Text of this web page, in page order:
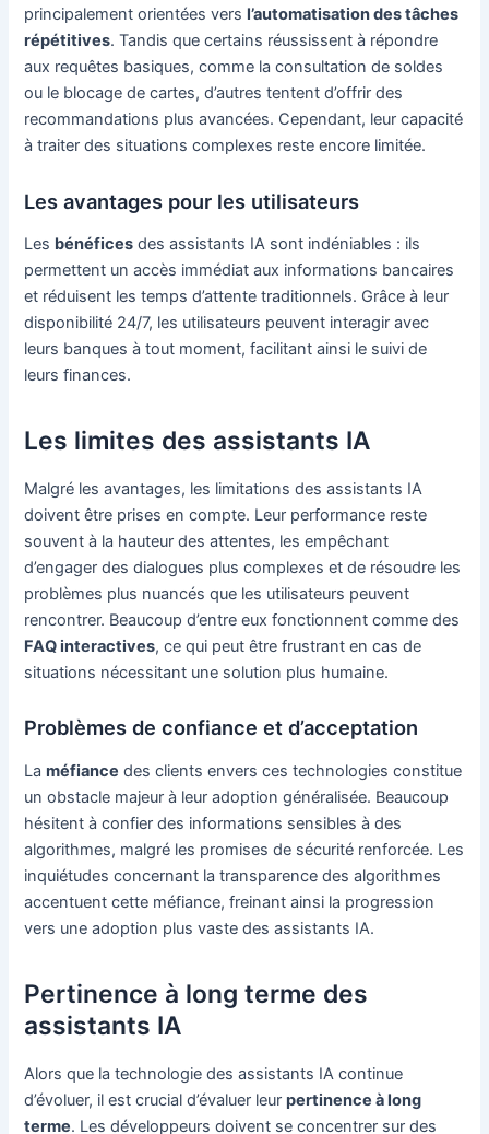
principalement orientées versl’automatisation des tâches
répétitives. Tandis que certains réussissent à répondre
aux requêtes basiques, comme la consultation de soldes
ou le blocage de cartes, d’autres tentent d’offrir des
recommandations plus avancées. Cependant, leur capacité
à traiter des situations complexes reste encore limitée.
Les avantages pour les utilisateurs
Les bénéfices des assistants IA sont indéniables : ils
permettent un accès immédiat aux informations bancaires
et réduisent les temps d’attente traditionnels. Grâce à leur
disponibilité 24/7, les utilisateurs peuvent interagir avec
leurs banques à tout moment, facilitant ainsi le suivi de
leurs finances.
Les limites des assistants IA
Malgré les avantages, les limitations des assistants IA
doivent être prises en compte. Leur performance reste
souvent à la hauteur des attentes, les empêchant
d’engager des dialogues plus complexes et de résoudre les
problèmes plus nuancés que les utilisateurs peuvent
rencontrer. Beaucoup d’entre eux fonctionnent comme des
FAQ interactives, ce qui peut être frustrant en cas de
situations nécessitant une solution plus humaine.
Problèmes de confiance et d’acceptation
Laméfiance des clients envers ces technologies constitue
un obstacle majeur à leur adoption généralisée. Beaucoup
hésitent à confier des informations sensibles à des
algorithmes, malgré les promises de sécurité renforcée. Les
inquiétudes concernant la transparence des algorithmes
accentuent cette méfiance, freinant ainsi la progression
vers une adoption plus vaste des assistants IA.
Pertinence à long terme des
assistants IA
Alors que la technologie des assistants IA continue
d’évoluer, il est crucial d’évaluer leurpertinence à long
terme. Les développeurs doivent se concentrer sur des